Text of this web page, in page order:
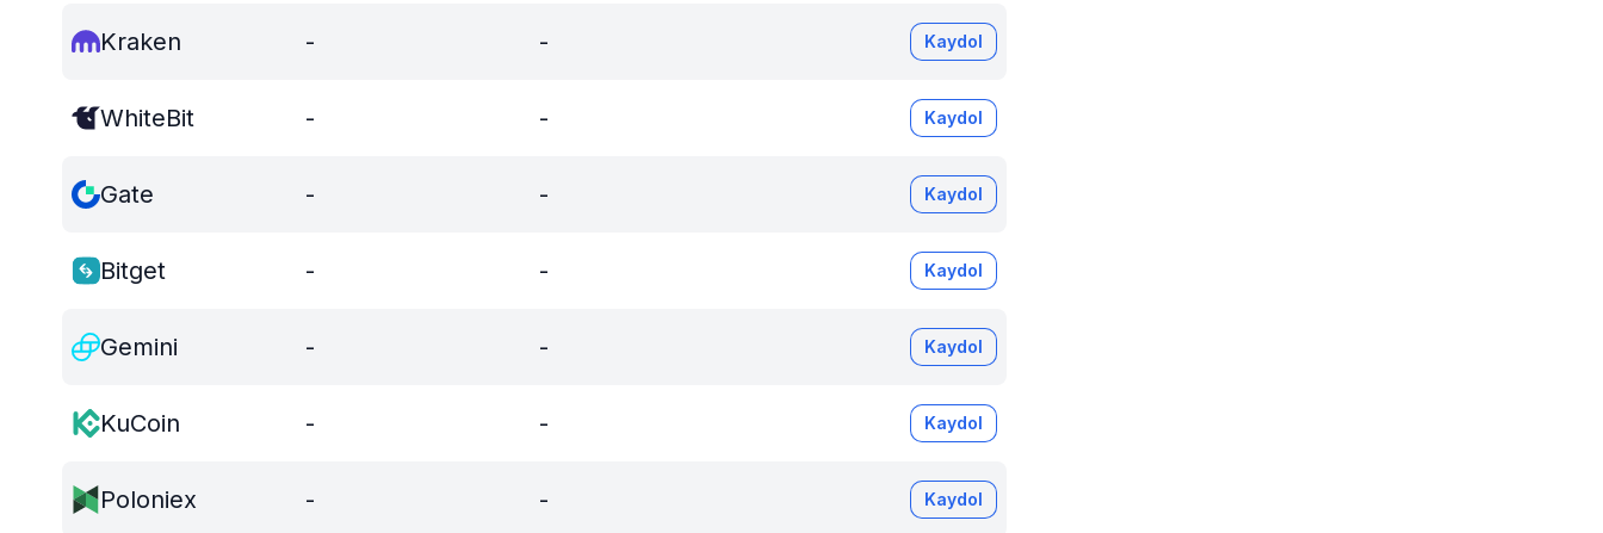
Kraken - - Kaydol
WhiteBit - - Kaydol
Gate - - Kaydol
Bitget - - Kaydol
Gemini - - Kaydol
KuCoin - - Kaydol
Poloniex - - Kaydol